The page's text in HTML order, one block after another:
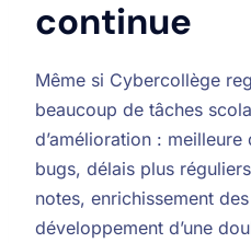
continue
Même si Cybercollège
beaucoup de tâches
d’amélioration :
bugs, délais plus
notes, enrichissement
développement d’une